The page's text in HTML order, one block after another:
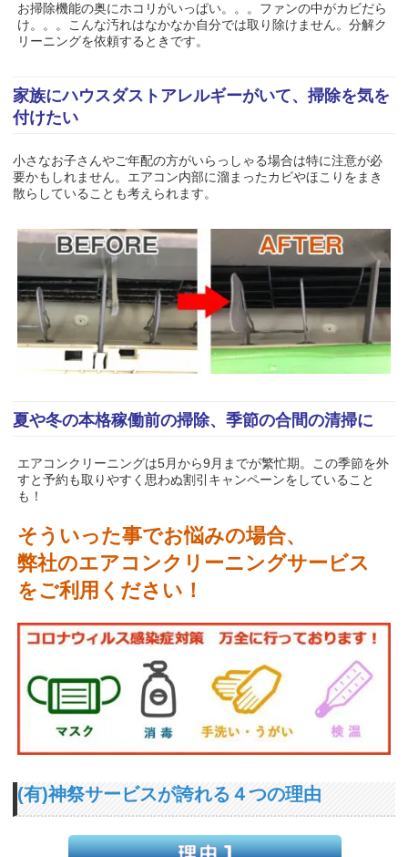
お掃除機能の奥にホコリがいっぱい。。。ファンの中がカビだら
け。。。こんな汚れはなかなか自分では取り除けません。分解ク
リーニングを依頼するときです。
家族にハウスダストアレルギーがいて、掃除を気を
付けたい
小さなお子さんやご年配の方がいらっしゃる場合は特に注意が必
要かもしれません。エアコン内部に溜まったカビやほこりをまき
散らしていることも考えられます。
夏や冬の本格稼働前の掃除、季節の合間の清掃に
エアコンクリーニングは5月から9月までが繁忙期。この季節を外
すと予約も取りやすく思わぬ割引キャンペーンをしていること
も！
そういった事でお悩みの場合、
弊社のエアコンクリーニングサービス
をご利用ください！
(有)神祭サービスが誇れる４つの理由